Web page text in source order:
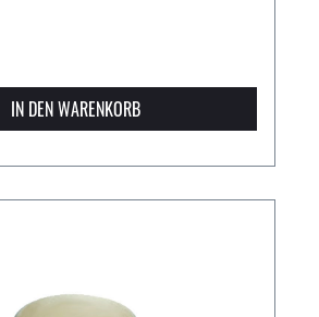
IN DEN WARENKORB